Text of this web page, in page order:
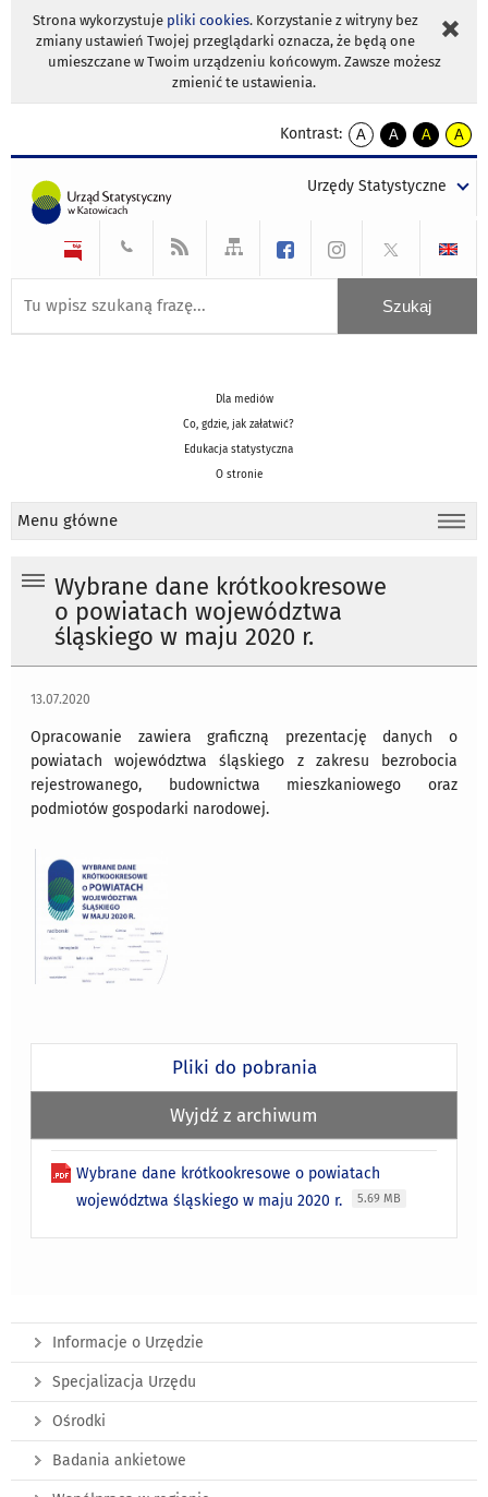
Strona wykorzystuje pliki cookies. Korzystanie z witryny bez
zmiany ustawień Twojej przeglądarki oznacza, że będą one
umieszczane w Twoim urządzeniu końcowym. Zawsze możesz
zmienić te ustawienia.
Kontrast:
A
kontrast
A
kontrast
tekst
czarnym
A
kontrast
tekst
czarnym
A
tekst
żółtym
Urzędy Statystyczne
Dla mediów
Co, gdzie, jak załatwić?
Edukacja statystyczna
O stronie
Menu główne
Wybrane dane krótkookresowe
o powiatach województwa
śląskiego w maju 2020 r.
13.07.2020
Opracowanie zawiera graficzną prezentację danych o
powiatach województwa śląskiego z zakresu bezrobocia
rejestrowanego, budownictwa mieszkaniowego oraz
podmiotów gospodarki narodowej.
Pliki do pobrania
Wyjdź z archiwum
Wybrane dane krótkookresowe o powiatach
województwa śląskiego w maju 2020 r.
5.69 MB
Informacje o Urzędzie
Specjalizacja Urzędu
Ośrodki
Badania ankietowe